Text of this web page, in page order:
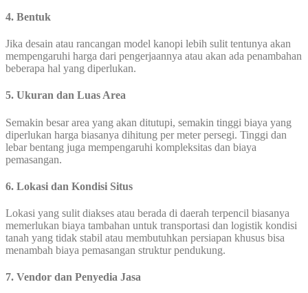
4. Bentuk
Jika desain atau rancangan model kanopi lebih sulit tentunya akan
mempengaruhi harga dari pengerjaannya atau akan ada penambahan
beberapa hal yang diperlukan.
5. Ukuran dan Luas Area
Semakin besar area yang akan ditutupi, semakin tinggi biaya yang
diperlukan harga biasanya dihitung per meter persegi. Tinggi dan
lebar bentang juga mempengaruhi kompleksitas dan biaya
pemasangan.
6. Lokasi dan Kondisi Situs
Lokasi yang sulit diakses atau berada di daerah terpencil biasanya
memerlukan biaya tambahan untuk transportasi dan logistik kondisi
tanah yang tidak stabil atau membutuhkan persiapan khusus bisa
menambah biaya pemasangan struktur pendukung.
7. Vendor dan Penyedia Jasa